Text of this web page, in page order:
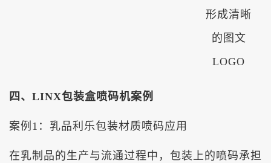
形成清晰
的图文
LOGO
四、LINX包装盒喷码机案例
案例 1 ： 乳品利乐包装材质喷码应用
在乳制品的生产与流通过程中，包装上的喷码承担